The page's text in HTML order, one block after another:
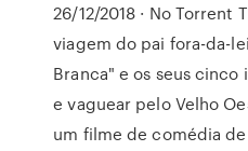
26/12/2018 · No Torrent
viagem do pai fora-da-
Branca" e os seus cinco
e vaguear pelo Velho
um filme de comédia